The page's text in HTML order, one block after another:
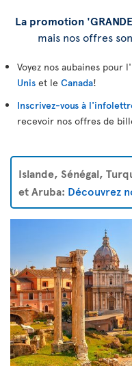
La promotion
mais nos offres
Voyez nos aubaines pour l'
Unis et le Canada!
Inscrivez-vous à
recevoir nos offres de
Islande, Sénégal,
et Aruba: Découvrez